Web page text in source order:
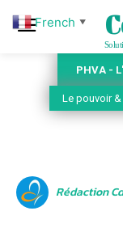
PHVA -
Le pouvoir
Rédaction
French ▼